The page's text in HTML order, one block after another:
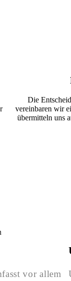
Die
vereinbaren wir
übermitteln uns
vor allem